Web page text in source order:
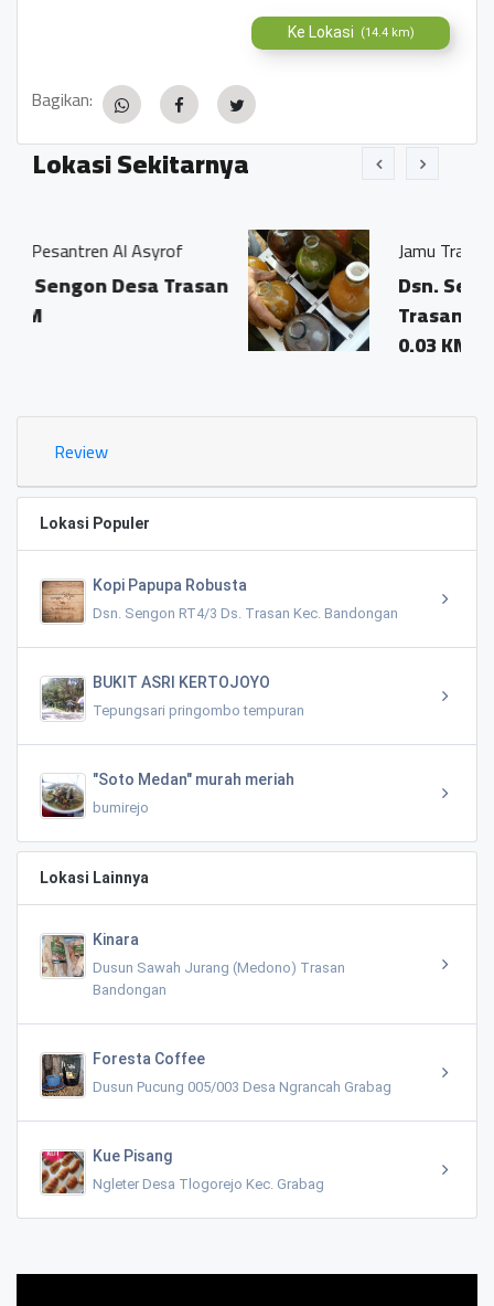
Ke Lokasi (14.4 km)
Bagikan:
Lokasi Sekitarnya
Trasan
Jamu Tradisisional Madun
Dsn. Sengon RT04/03 Ds.
Trasan Kec. Bandongan
0.03 KM
Review
Lokasi Populer
Kopi Papupa Robusta
Dsn. Sengon RT4/3 Ds. Trasan Kec. Bandongan
BUKIT ASRI KERTOJOYO
Tepungsari pringombo tempuran
"Soto Medan" murah meriah
bumirejo
Lokasi Lainnya
Kinara
Dusun Sawah Jurang (Medono) Trasan
Bandongan
Foresta Coffee
Dusun Pucung 005/003 Desa Ngrancah Grabag
Kue Pisang
Ngleter Desa Tlogorejo Kec. Grabag